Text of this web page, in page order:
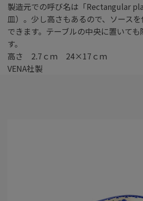
製造元での呼び名は「Rectangular
皿）。少し高さもあるので、ソース
できます。テーブルの中央に置いて
す。
高さ 2.7ｃｍ 24×17ｃｍ
VENA社製